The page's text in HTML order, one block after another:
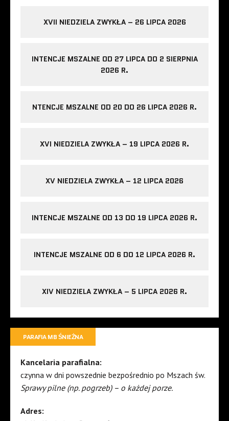
XVII NIEDZIELA ZWYKŁA – 26 LIPCA 2026
INTENCJE MSZALNE OD 27 LIPCA DO 2 SIERPNIA
2026 R.
NTENCJE MSZALNE OD 20 DO 26 LIPCA 2026 R.
XVI NIEDZIELA ZWYKŁA – 19 LIPCA 2026 R.
XV NIEDZIELA ZWYKŁA – 12 LIPCA 2026
INTENCJE MSZALNE OD 13 DO 19 LIPCA 2026 R.
INTENCJE MSZALNE OD 6 DO 12 LIPCA 2026 R.
XIV NIEDZIELA ZWYKŁA – 5 LIPCA 2026 R.
PARAFIA MB ŚNIEŻNA
Kancelaria parafialna:
czynna w dni powszednie bezpośrednio po Mszach św.
Sprawy pilne (np. pogrzeb) – o każdej porze.
Adres: